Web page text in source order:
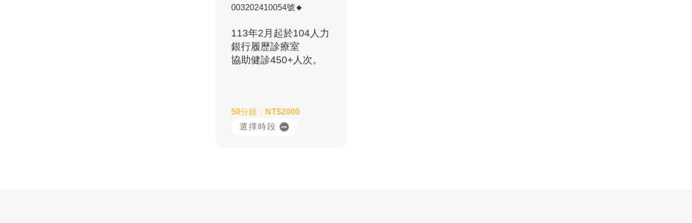
003202410054號 🔸
113年2月起於104人力
銀行履歷診療室
協助健診450+人次。
50分鐘，NT$2000
選擇時段